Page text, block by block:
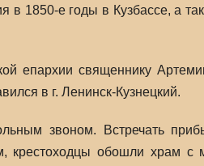
в 1850-е годы в Кузбассе, а
епархии священнику
в г. Ленинск-Кузнецкий.
звоном. Встречать
крестоходцы обошли храм с